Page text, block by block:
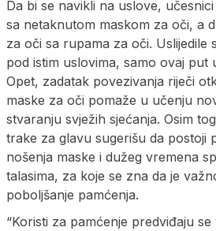
Da bi se navikli na uslove,
sa netaknutom maskom za oči, a
za oči sa rupama za oči. Uslijedile
pod istim uslovima, samo ovaj put
Opet, zadatak povezivanja riječi
maske za oči pomaže u učenju
stvaranju svježih sjećanja. Osim
trake za glavu sugerišu da postoji
nošenja maske i dužeg vremena
talasima, za koje se zna da je
poboljšanje pamćenja.
“Koristi za pamćenje predviđaju